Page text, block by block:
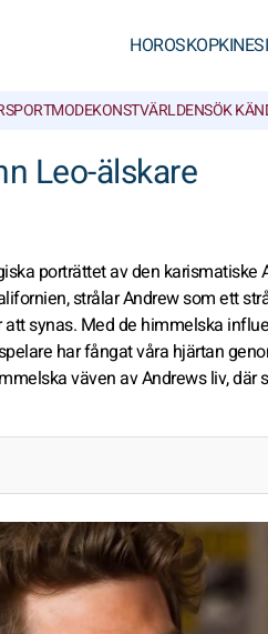
HOROSKOP
SPORTMODEKONSTVÄRLDENSÖK
Leo-älskare
porträttet av den karismatiske
strålar Andrew som ett
synas. Med de himmelska
har fångat våra hjärtan
väven av Andrews liv,